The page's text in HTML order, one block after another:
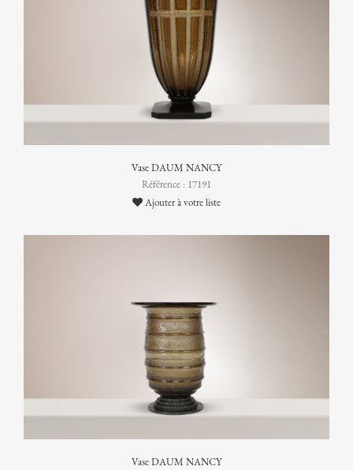
Vase DAUM NANCY
Référence : 17191
Ajouter à votre liste
Vase DAUM NANCY